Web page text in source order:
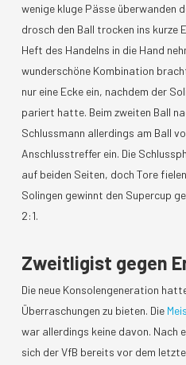
wenige kluge Pässe überwanden
drosch den Ball trocken ins kurze
Heft des Handelns in die Hand
wunderschöne Kombination
nur eine Ecke ein, nachdem der
pariert hatte. Beim zweiten Ball
Schlussmann allerdings am Ball
Anschlusstreffer ein. Die
auf beiden Seiten, doch Tore
Solingen gewinnt den Supercup
2:1.
Zweitligist gegen
Die neue Konsolengeneration
Überraschungen zu bieten. Die
war allerdings keine davon. Nach
sich der VfB bereits vor dem